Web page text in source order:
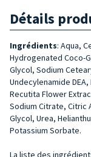
Détails
Ingrédients: Aqua,
Hydrogenated Coco-
Glycol, Sodium
Undecylenamide
Recutita Flower
Sodium Citrate, Citric
Glycol, Urea,
Potassium Sorbate.
La liste des